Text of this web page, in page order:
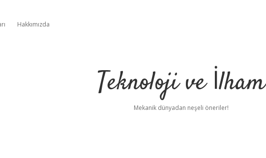
Hakkımızda
Teknoloji ve İlham
Mekanik dünyadan neşeli öneriler!